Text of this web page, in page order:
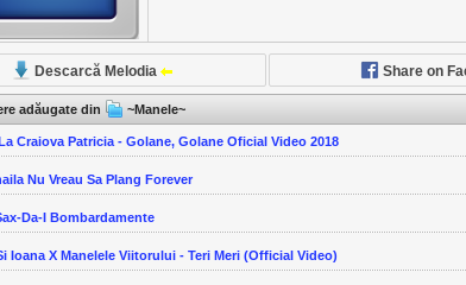
Descarcă Melodia Share on
adăugate din ~Manele~
Craiova Patricia - Golane, Golane Oficial Video 2018
Nu Vreau Sa Plang Forever
Da-I Bombardamente
Ioana X Manelele Viitorului - Teri Meri (Official Video)